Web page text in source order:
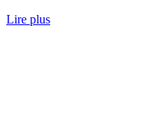
Lire plus